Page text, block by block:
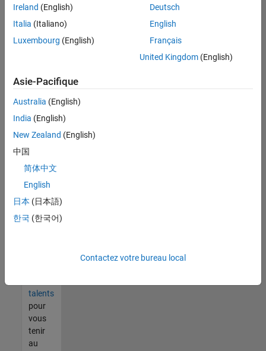
recherche
ou
afficher
l’ensemble
d'emploi.
malgré
tout
vous
trouvez
pas
d'offre
corresponde
à vos
talents
pour
vous
tenir
au
Ireland (English)
Italia (Italiano)
Luxembourg (English)
Deutsch
English
Français
United Kingdom(English)
Asie-Pacifique
Australia (English)
India (English)
New Zealand (English)
中国
简体中文
English
日本 (日本語)
한국 (한국어)
Contactez votre bureau local